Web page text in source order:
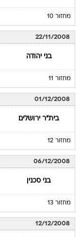
מחזור 10
22/11/2008
בני יהודה
מחזור 11
01/12/2008
בית"ר ירושלים
מחזור 12
06/12/2008
בני סכנין
מחזור 13
12/12/2008